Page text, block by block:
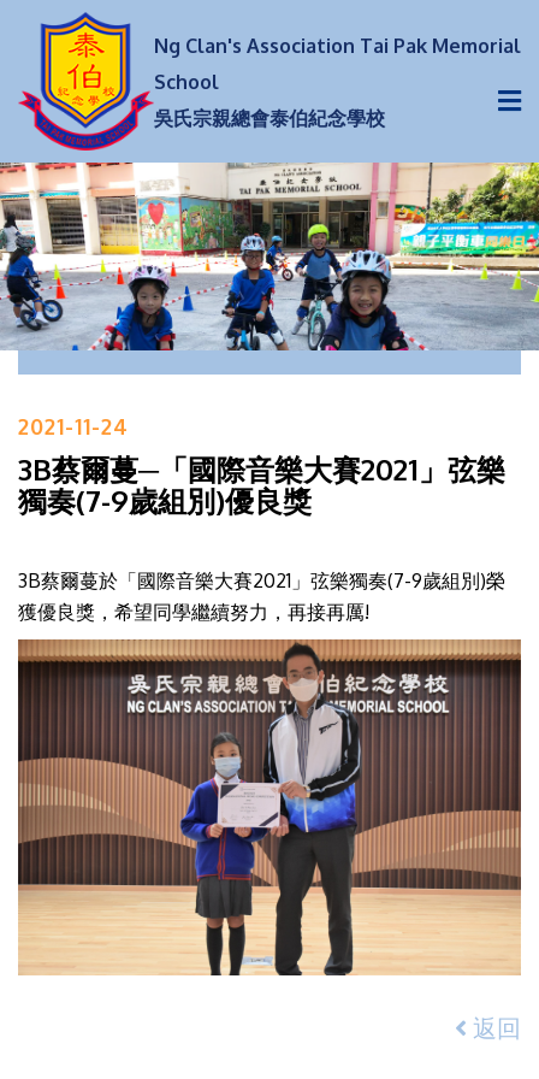
Ng Clan's Association Tai Pak Memorial
School
吳氏宗親總會泰伯紀念學校
2021-11-24
3B蔡爾蔓─「國際音樂大賽2021」弦樂
獨奏(7-9歲組別)優良獎
3B蔡爾蔓於「國際音樂大賽2021」弦樂獨奏(7-9歲組別)榮
獲優良獎，希望同學繼續努力，再接再厲!
返回